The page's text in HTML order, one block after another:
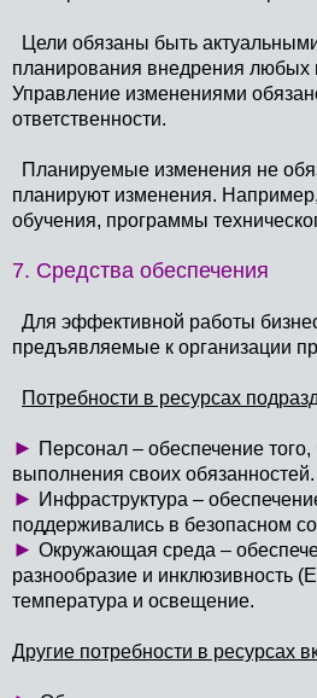
Цели обязаны быть
планирования внедрения любых
Управление изменениями
ответственности.
Планируемые изменения не
планируют изменения.
обучения, программы
7. Средства обеспечения
Для эффективной работы
предъявляемые к организации
Потребности в ресурсах
► Персонал – обеспечение
выполнения своих обязанностей.
► Инфраструктура –
поддерживались в безопасном
► Окружающая среда –
разнообразие и инклюзивность
температура и освещение.
Другие потребности в ресурсах